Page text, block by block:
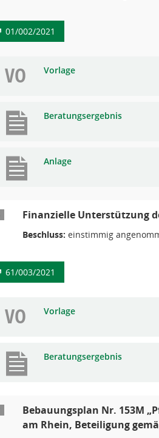
01/002/2021
VO Vorlage
Beratungsergebnis
Anlage
Finanzielle Unterstützung
Beschluss: einstimmig
61/003/2021
VO Vorlage
Beratungsergebnis
Bebauungsplan Nr. 153M
am Rhein, Beteiligung